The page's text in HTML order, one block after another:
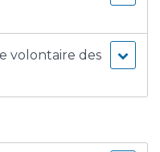
volontaire des